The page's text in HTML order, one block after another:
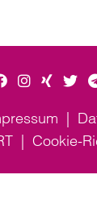
Cookie-